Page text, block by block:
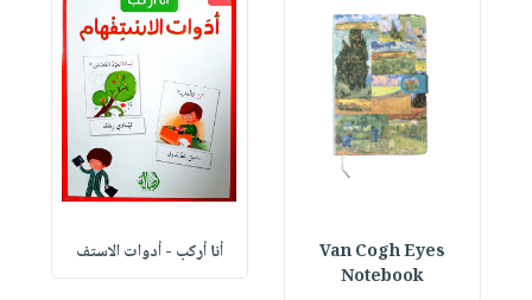
Van Cogh Eyes
Notebook
أنا أركب - أدوات الاستف